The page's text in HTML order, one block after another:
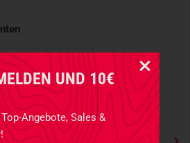
UND 10€
Angebote, Sales &